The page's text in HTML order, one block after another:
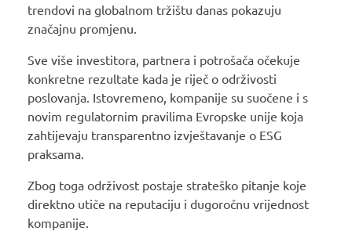
trendovi na globalnom tržištu danas pokazuju
značajnu promjenu.
Sve više investitora, partnera i potrošača očekuje
konkretne rezultate kada je riječ o održivosti
poslovanja. Istovremeno, kompanije su suočene i s
novim regulatornim pravilima Evropske unije koja
zahtijevaju transparentno izvještavanje o ESG
praksama.
Zbog toga održivost postaje strateško pitanje koje
direktno utiče na reputaciju i dugoročnu vrijednost
kompanije.